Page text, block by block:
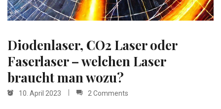
Diodenlaser, CO2 Laser oder
Faserlaser – welchen Laser
braucht man wozu?
10. April 2023 2 Comments